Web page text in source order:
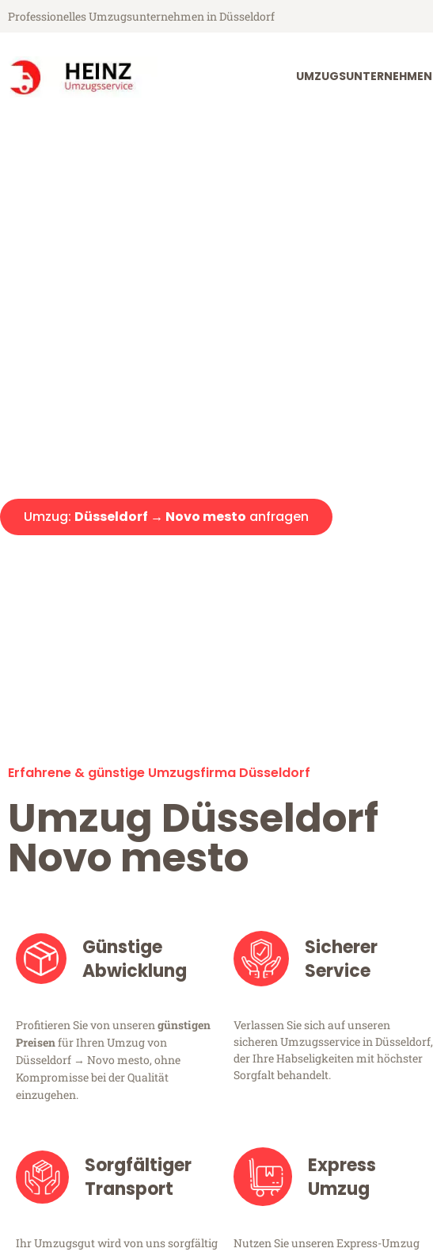
Professionelles Umzugsunternehmen in Düsseldorf
UMZUGSUNTERNEHMEN
Umzug: Düsseldorf → Novo mesto anfragen
Erfahrene & günstige Umzugsfirma Düsseldorf
Umzug Düsseldorf
Novo mesto
Günstige
Abwicklung
Profitieren Sie von unserengünstigen
Preisenfür Ihren Umzug von
Düsseldorf → Novo mesto, ohne
Kompromisse bei der Qualität
einzugehen.
Sicherer
Service
Verlassen Sie sich auf unseren
sicheren Umzugsservice in Düsseldorf,
der Ihre Habseligkeiten mit höchster
Sorgfalt behandelt.
Sorgfältiger
Transport
Ihr Umzugsgut wird von uns sorgfältig
Express
Umzug
Nutzen Sie unseren Express-Umzug